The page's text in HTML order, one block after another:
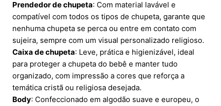
Prendedor de chupeta: Com material lavável e
compatível com todos os tipos de chupeta, garante que
nenhuma chupeta se perca ou entre em contato com
sujeira, sempre com um visual personalizado religioso.
Caixa de chupeta: Leve, prática e higienizável, ideal
para proteger a chupeta do bebê e manter tudo
organizado, com impressão a cores que reforça a
temática cristã ou religiosa desejada.
Body: Confeccionado em algodão suave e europeu, o